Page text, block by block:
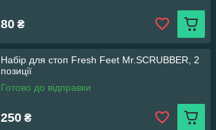
80 ₴
Набір для стоп Fresh Feet Mr.SCRUBBER, 2
позиції
Готово до відправки
250 ₴